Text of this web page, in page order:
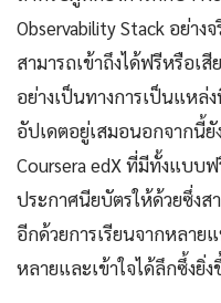
Observability Stack อย่า
สามารถเข้าถึงได้ฟรีหรือเสี
อย่างเป็นทางการเป็นแห
อัปเดตอยู่เสมอนอกจากนี้
Coursera edX ที่มีทั้งแบบ
ประกาศนียบัตรให้ด้วยซึ่งส
อีกด้วยการเรียนจากหลาย
หลายและเข้าใจได้ลึกซึ้งยิ่ง